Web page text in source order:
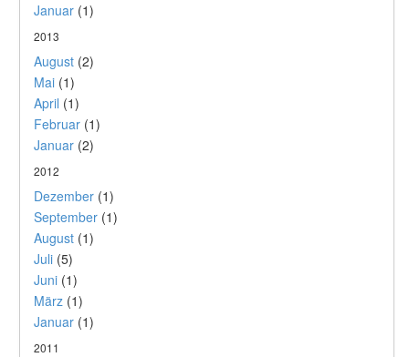
Januar (1)
2013
August (2)
Mai (1)
April (1)
Februar (1)
Januar (2)
2012
Dezember (1)
September (1)
August (1)
Juli (5)
Juni (1)
März (1)
Januar (1)
2011